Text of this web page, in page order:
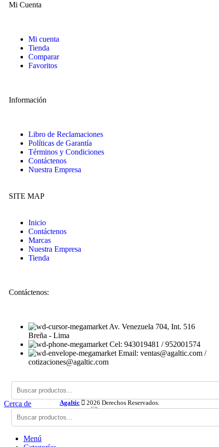
Mi Cuenta
Mi cuenta
Tienda
Comparar
Favoritos
Información
Libro de Reclamaciones
Políticas de Garantía
Términos y Condiciones
Contáctenos
Nuestra Empresa
SITE MAP
Inicio
Contáctenos
Marcas
Nuestra Empresa
Tienda
Contáctenos:
Av. Venezuela 704, Int. 516
Breña - Lima
Cel: 943019481 / 952001574
Email: ventas@agaltic.com /
cotizaciones@agaltic.com
Agaltic 2026 Derechos Reservados.
Cerca de
Menú